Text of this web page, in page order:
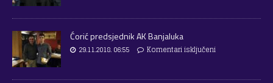
Ćorić predsjednik AK Banjaluka
29.11.2018. 06:55 Komentari isključeni